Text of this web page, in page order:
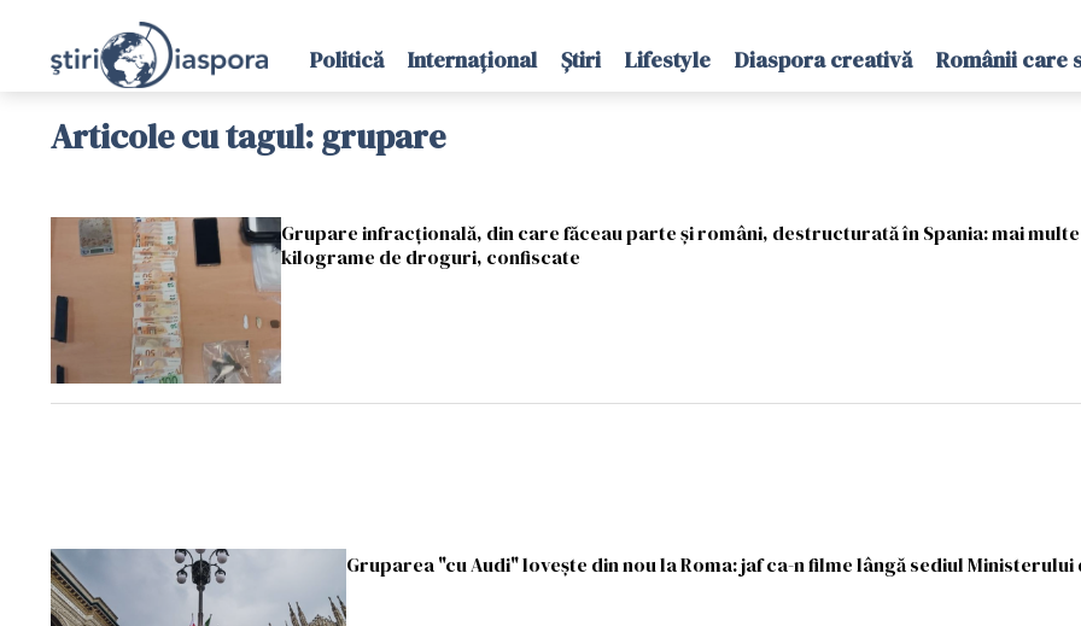
Politică Internațional Știri Lifestyle Diaspora creativă Românii care
Articole cu tagul: grupare
Grupare infracțională, din care făceau parte și români, destructurată în Spania: mai
kilograme de droguri, confiscate
Gruparea "cu Audi" lovește din nou la Roma: jaf ca-n filme lângă sediul Ministerului